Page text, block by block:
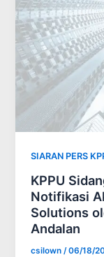
SIARAN PERS
KPPU
Notifikasi
Solutions
Andalan
csilown/06/18/